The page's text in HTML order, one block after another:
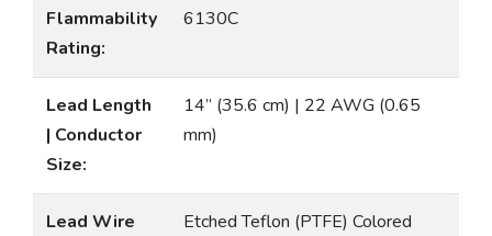
Flammability
Rating:
6130C
Lead Length
| Conductor
Size:
14” (35.6 cm) | 22 AWG (0.65
mm)
Lead Wire
Etched Teflon (PTFE) Colored